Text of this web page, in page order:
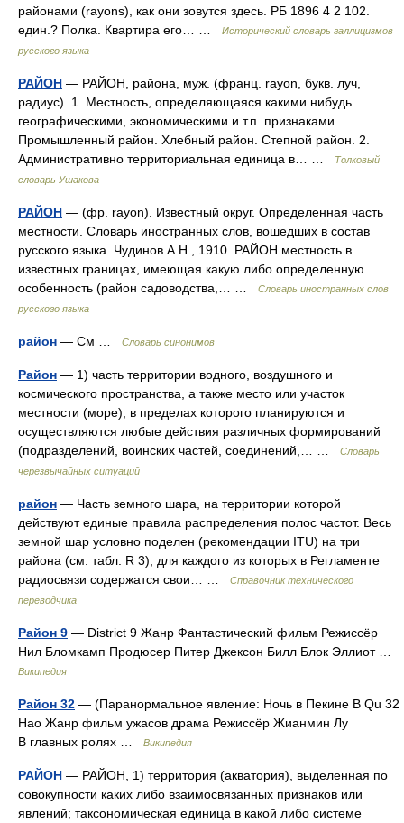
районами (rayons), как они зовутся здесь. РБ 1896 4 2 102.
един.? Полка. Квартира его… …
Исторический словарь галлицизмов
русского языка
РАЙОН — РАЙОН, района, муж. (франц. rayon, букв. луч,
радиус). 1. Местность, определяющаяся какими нибудь
географическими, экономическими и т.п. признаками.
Промышленный район. Хлебный район. Степной район. 2.
Административно территориальная единица в… …
Толковый
словарь Ушакова
РАЙОН — (фр. rayon). Известный округ. Определенная часть
местности. Словарь иностранных слов, вошедших в состав
русского языка. Чудинов А.Н., 1910. РАЙОН местность в
известных границах, имеющая какую либо определенную
особенность (район садоводства,… …
Словарь иностранных слов
русского языка
район — См … Словарь синонимов
Район — 1) часть территории водного, воздушного и
космического пространства, а также место или участок
местности (море), в пределах которого планируются и
осуществляются любые действия различных формирований
(подразделений, воинских частей, соединений,… …
Словарь
черезвычайных ситуаций
район — Часть земного шара, на территории которой
действуют единые правила распределения полос частот. Весь
земной шар условно поделен (рекомендации ITU) на три
района (см. табл. R 3), для каждого из которых в Регламенте
радиосвязи содержатся свои… …
Справочник технического
переводчика
Район 9 — District 9 Жанр Фантастический фильм Режиссёр
Нил Бломкамп Продюсер Питер Джексон Билл Блок Эллиот …
Википедия
Район 32 — (Паранормальное явление: Ночь в Пекине B Qu 32
Hao Жанр фильм ужасов драма Режиссёр Жианмин Лу
В главных ролях …
Википедия
РАЙОН — РАЙОН, 1) территория (акватория), выделенная по
совокупности каких либо взаимосвязанных признаков или
явлений; таксономическая единица в какой либо системе